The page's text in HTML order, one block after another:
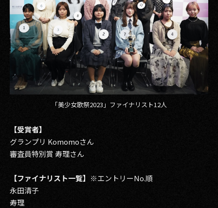
「美少女歌祭2023」ファイナリスト12人
【受賞者】
グランプリ Komomoさん
審査員特別賞 寿理さん
【ファイナリスト一覧】 ※エントリーNo.順
永田清子
寿理